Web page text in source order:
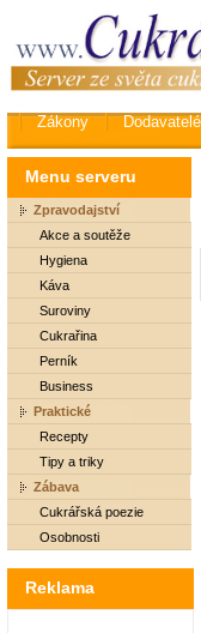
Zákony Dodavatelé
Menu serveru
Zpravodajství
Akce a soutěže
Hygiena
Káva
Suroviny
Cukrařina
Perník
Business
Praktické
Recepty
Tipy a triky
Zábava
Cukrářská poezie
Osobnosti
Reklama